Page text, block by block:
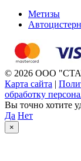
Метизы
© 2026 ООО
Карта сайта |
обработку
Вы точно хотите
Да Нет
×